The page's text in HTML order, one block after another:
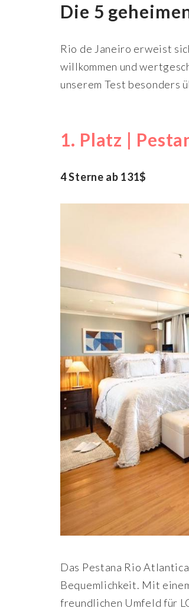
Die 5
Rio de Janeiro erweist
willkommen und
unserem Test besonders
1. Platz |
4 Sterne ab 131$
Das Pestana Rio
Bequemlichkeit. Mit
freundlichen Umfeld für